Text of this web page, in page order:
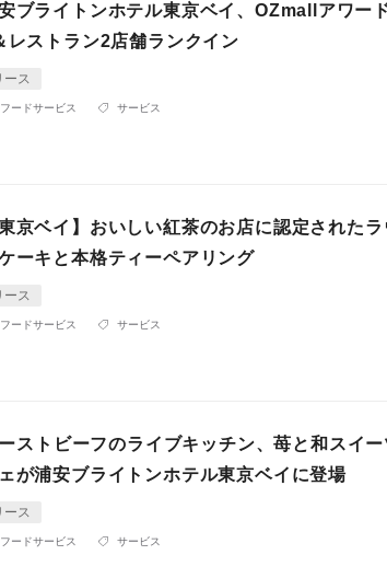
ブライトンホテル東京ベイ、OZmallアワー
ストラン2店舗ランクイン
ース
ードサービス サービス
京ベイ】おいしい紅茶のお店に認定された
ーキと本格ティーペアリング
ース
ードサービス サービス
ストビーフのライブキッチン、苺と和スイ
が浦安ブライトンホテル東京ベイに登場
ース
ードサービス サービス